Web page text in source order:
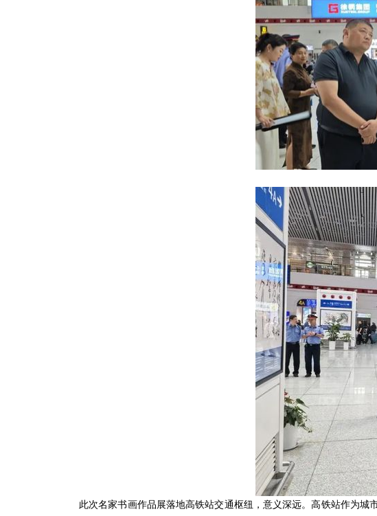
此次名家书画作品展落地高铁站交通枢纽，意义深远。高铁站作为